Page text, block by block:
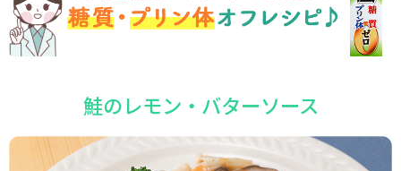
鮭のレモン・バターソース